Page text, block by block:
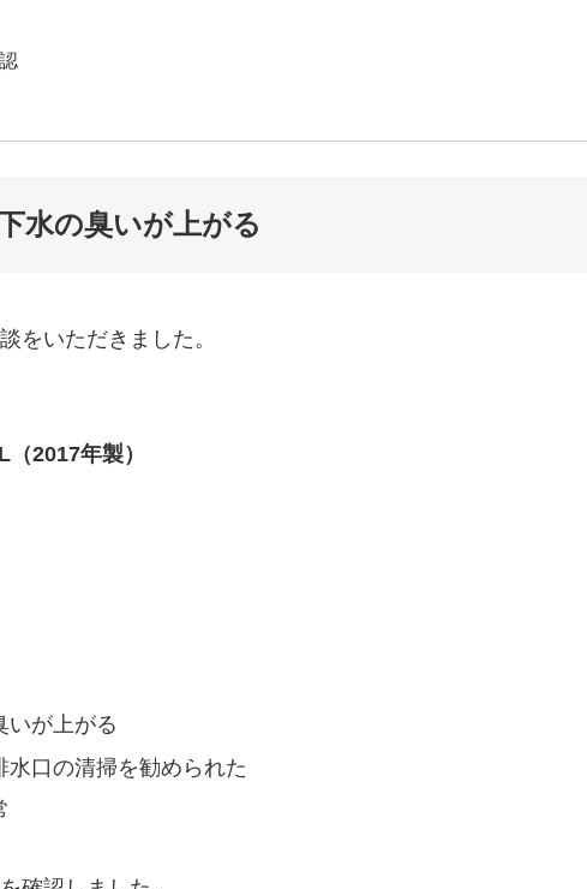
水の臭いが上がる
をいただきました。
2017年製）
いが上がる
水口の清掃を勧められた